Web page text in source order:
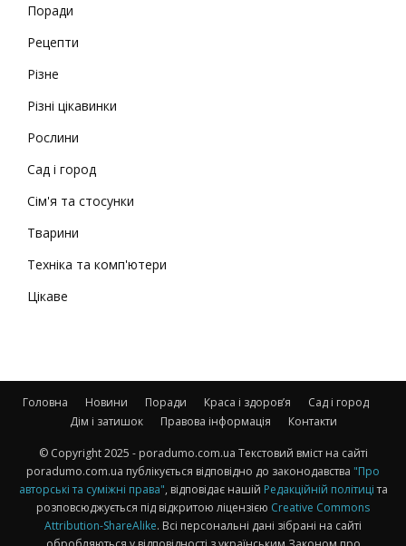
Поради
Рецепти
Різне
Різні цікавинки
Рослини
Сад і город
Сім'я та стосунки
Тварини
Техніка та комп'ютери
Цікаве
Головна Новини Поради Краса і здоров’я
Сад і город
Дім і затишок
Правова інформація Контакти
© Copyright 2025 - poradumo.com.ua Текстовий вміст на сайті
poradumo.com.ua публікується відповідно до законодавства "Про
авторські та суміжні права", відповідає нашій Редакційній політиціта
розповсюджується під відкритою ліцензією Creative Commons
Attribution-ShareAlike. Всі персональні дані зібрані на сайті